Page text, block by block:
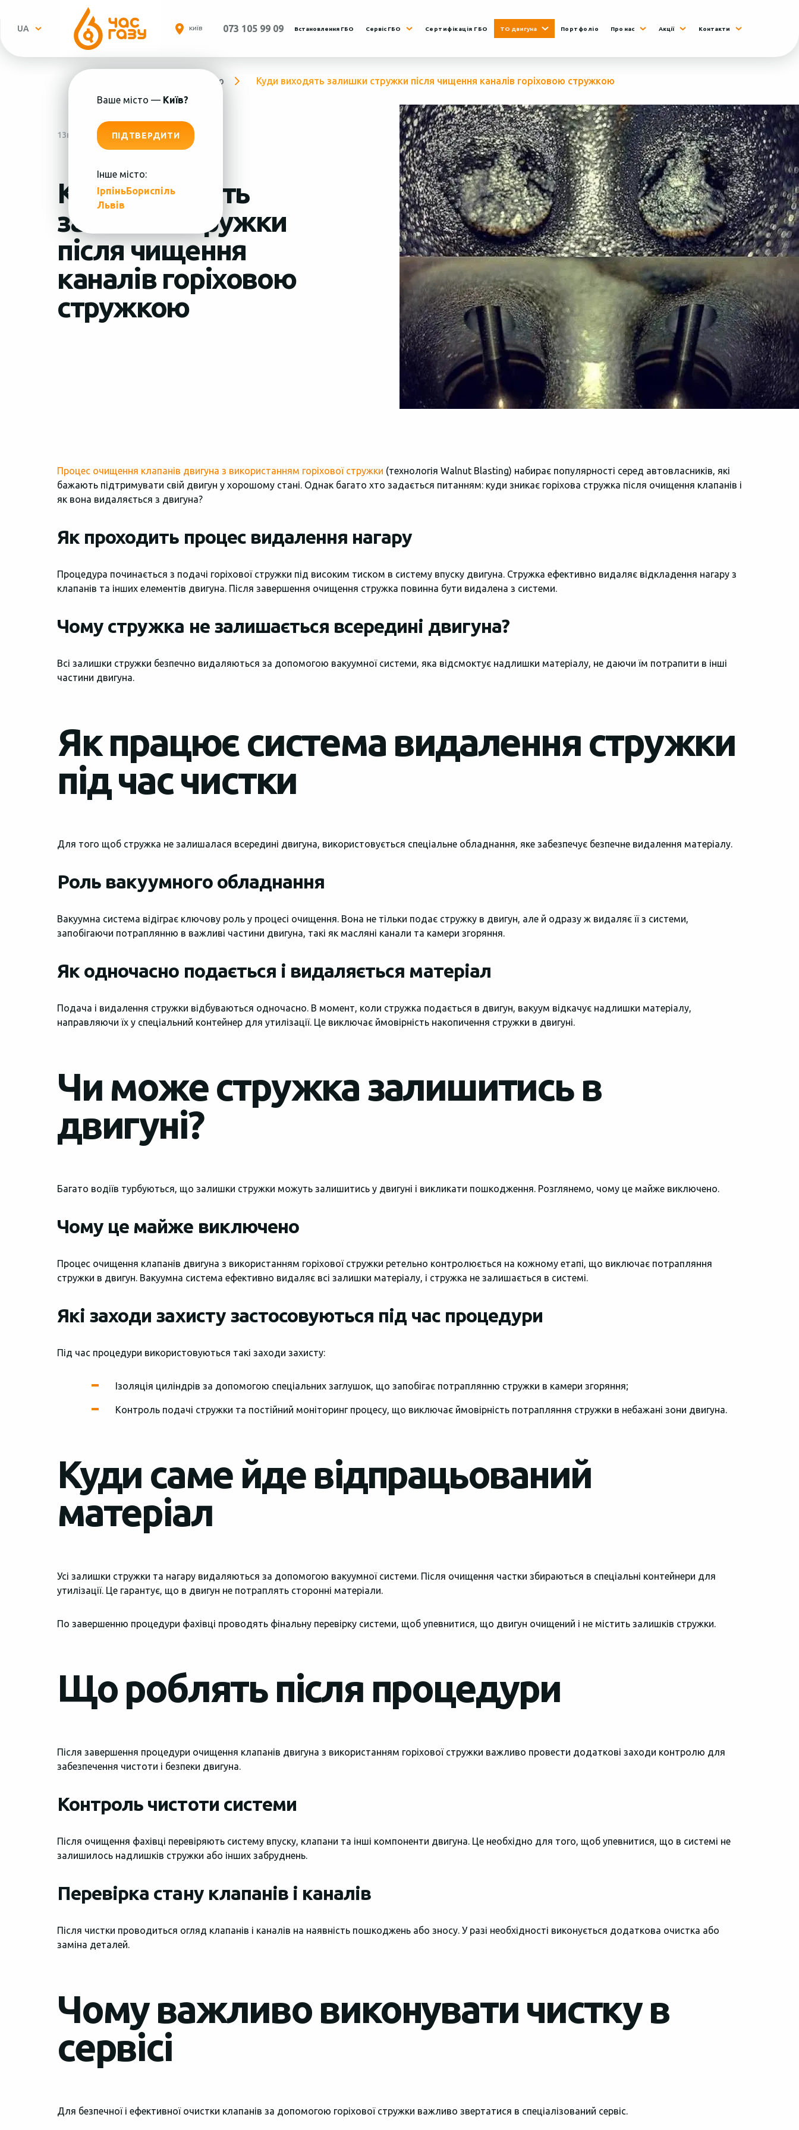
UA КИЇВ
Ваше місто — Київ?
ПІДТВЕРДИТИ
Інше місто:
ІрпіньБориспіль
Львів
073 105 99 09
Пн.-Нд. 8:00 - 19:00
Встановлення ГБО Сервіс ГБО Сертифікація ГБО ТО двигуна Портфоліо Про нас Акції Контакти
Про компанію Куди виходять залишки стружки після чищення каналів горіховою стружкою
13квітня, 2026
Куди виходять
залишки стружки
після чищення
каналів горіховою
стружкою
Процес очищення клапанів двигуна з використанням горіхової стружки (технологія Walnut Blasting) набирає популярності серед автовласників, які
бажають підтримувати свій двигун у хорошому стані. Однак багато хто задається питанням: куди зникає горіхова стружка після очищення клапанів і
як вона видаляється з двигуна?
Як проходить процес видалення нагару
Процедура починається з подачі горіхової стружки під високим тиском в систему впуску двигуна. Стружка ефективно видаляє відкладення нагару з
клапанів та інших елементів двигуна. Після завершення очищення стружка повинна бути видалена з системи.
Чому стружка не залишається всередині двигуна?
Всі залишки стружки безпечно видаляються за допомогою вакуумної системи, яка відсмоктує надлишки матеріалу, не даючи їм потрапити в інші
частини двигуна.
Як працює система видалення стружки
під час чистки
Для того щоб стружка не залишалася всередині двигуна, використовується спеціальне обладнання, яке забезпечує безпечне видалення матеріалу.
Роль вакуумного обладнання
Вакуумна система відіграє ключову роль у процесі очищення. Вона не тільки подає стружку в двигун, але й одразу ж видаляє її з системи,
запобігаючи потраплянню в важливі частини двигуна, такі як масляні канали та камери згоряння.
Як одночасно подається і видаляється матеріал
Подача і видалення стружки відбуваються одночасно. В момент, коли стружка подається в двигун, вакуум відкачує надлишки матеріалу,
направляючи їх у спеціальний контейнер для утилізації. Це виключає ймовірність накопичення стружки в двигуні.
Чи може стружка залишитись в
двигуні?
Багато водіїв турбуються, що залишки стружки можуть залишитись у двигуні і викликати пошкодження. Розглянемо, чому це майже виключено.
Чому це майже виключено
Процес очищення клапанів двигуна з використанням горіхової стружки ретельно контролюється на кожному етапі, що виключає потрапляння
стружки в двигун. Вакуумна система ефективно видаляє всі залишки матеріалу, і стружка не залишається в системі.
Які заходи захисту застосовуються під час процедури
Під час процедури використовуються такі заходи захисту:
Ізоляція циліндрів за допомогою спеціальних заглушок, що запобігає потраплянню стружки в камери згоряння;
Контроль подачі стружки та постійний моніторинг процесу, що виключає ймовірність потрапляння стружки в небажані зони двигуна.
Куди саме йде відпрацьований
матеріал
Усі залишки стружки та нагару видаляються за допомогою вакуумної системи. Після очищення частки збираються в спеціальні контейнери для
утилізації. Це гарантує, що в двигун не потраплять сторонні матеріали.
По завершенню процедури фахівці проводять фінальну перевірку системи, щоб упевнитися, що двигун очищений і не містить залишків стружки.
Що роблять після процедури
Після завершення процедури очищення клапанів двигуна з використанням горіхової стружки важливо провести додаткові заходи контролю для
забезпечення чистоти і безпеки двигуна.
Контроль чистоти системи
Після очищення фахівці перевіряють систему впуску, клапани та інші компоненти двигуна. Це необхідно для того, щоб упевнитися, що в системі не
залишилось надлишків стружки або інших забруднень.
Перевірка стану клапанів і каналів
Після чистки проводиться огляд клапанів і каналів на наявність пошкоджень або зносу. У разі необхідності виконується додаткова очистка або
заміна деталей.
Чому важливо виконувати чистку в
сервісі
Для безпечної і ефективної очистки клапанів за допомогою горіхової стружки важливо звертатися в спеціалізований сервіс.